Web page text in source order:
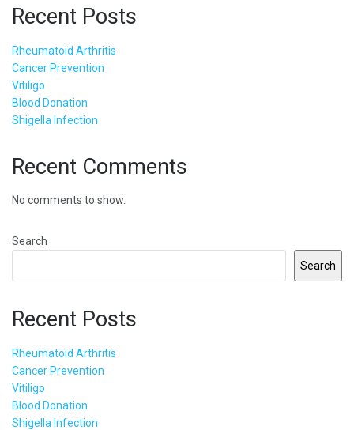
Recent Posts
Rheumatoid Arthritis
Cancer Prevention
Vitiligo
Blood Donation
Shigella Infection
Recent Comments
No comments to show.
Search
Search
Recent Posts
Rheumatoid Arthritis
Cancer Prevention
Vitiligo
Blood Donation
Shigella Infection